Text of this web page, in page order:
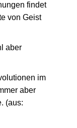
findet
von Geist
aber
im
aber
(aus: